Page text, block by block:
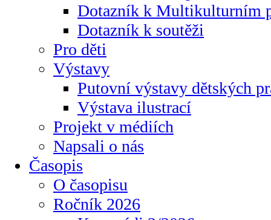
Dotazník k Multikulturním
Dotazník k soutěži
Pro děti
Výstavy
Putovní výstavy dětských
Výstava ilustrací
Projekt v médiích
Napsali o nás
Časopis
O časopisu
Ročník 2026